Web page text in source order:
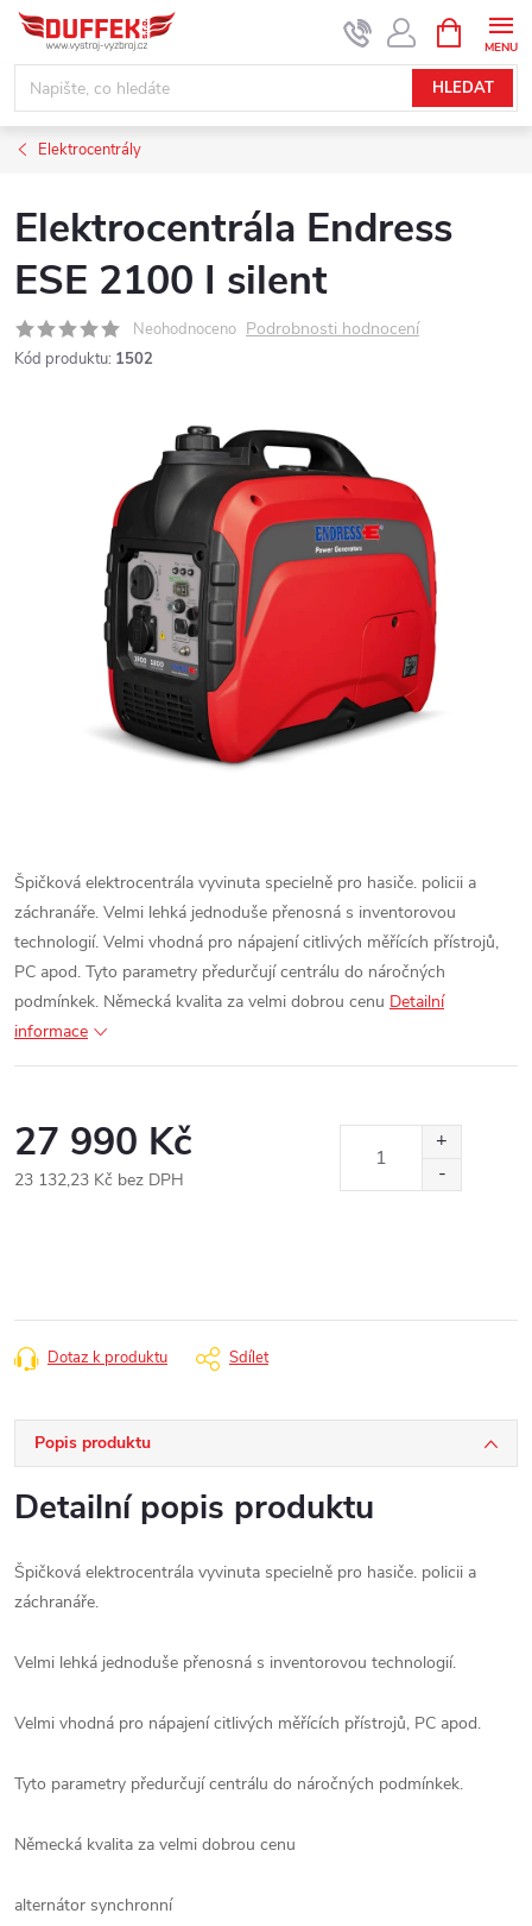
Přejít
obsah
HLEDAT
NÁKUPNÍ
KOŠÍK
Elektrocentrály
Elektrocentrála Endress
ESE 2100 I silent
Neohodnoceno Podrobnosti hodnocení
Kód produktu: 1502
Špičková elektrocentrála vyvinuta specielně pro hasiče. policii a
záchranáře. Velmi lehká jednoduše přenosná s inventorovou
technologií. Velmi vhodná pro nápajení citlivých měřících přístrojů,
PC apod. Tyto parametry předurčují centrálu do náročných
podmínkek. Německá kvalita za velmi dobrou cenu Detailní
informace
27 990 Kč
23 132,23 Kč bez DPH
Dotaz k produktu Sdílet
Popis produktu
Detailní popis produktu
Špičková elektrocentrála vyvinuta specielně pro hasiče. policii a
záchranáře.
Velmi lehká jednoduše přenosná s inventorovou technologií.
Velmi vhodná pro nápajení citlivých měřících přístrojů, PC apod.
Tyto parametry předurčují centrálu do náročných podmínkek.
Německá kvalita za velmi dobrou cenu
alternátor synchronní